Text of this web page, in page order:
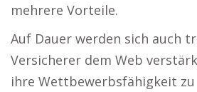
mehrere Vorteile.
Auf Dauer werden sich auch
Versicherer dem Web
ihre Wettbewerbsfähigkeit zu